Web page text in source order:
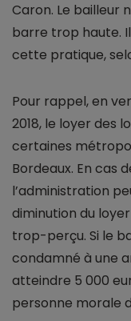
Caron. Le bailleur
barre trop haute.
cette pratique,
Pour rappel, en
2018, le loyer des
certaines
Bordeaux. En cas
l’administration
diminution du
trop-perçu. Si le
condamné à une
atteindre 5 000
personne morale